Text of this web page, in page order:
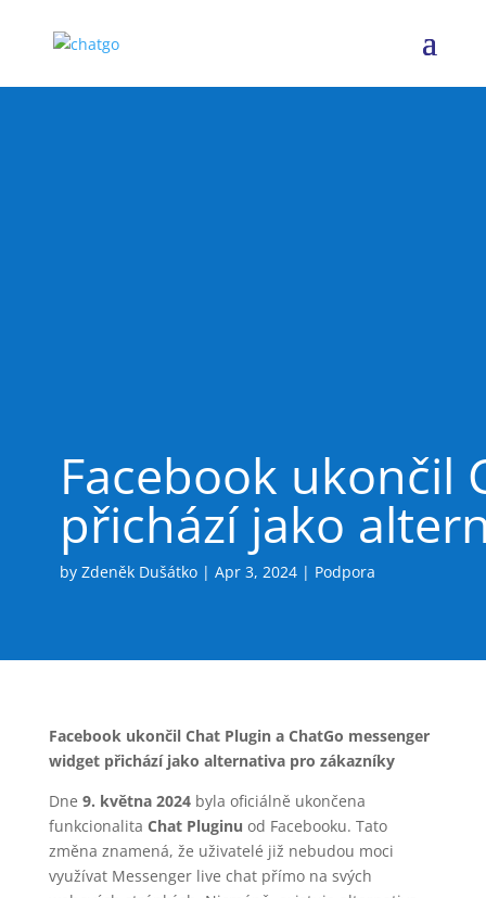
Facebook ukončil
přichází jako
by Zdeněk Dušátko| Apr 3, 2024| Podpora
Facebook ukončil Chat Plugin a ChatGo messenger
widget přichází jako alternativa pro zákazníky
Dne 9. května 2024 byla oficiálně ukončena
funkcionalita Chat Pluginu od Facebooku. Tato
změna znamená, že uživatelé již nebudou moci
využívat Messenger live chat přímo na svých